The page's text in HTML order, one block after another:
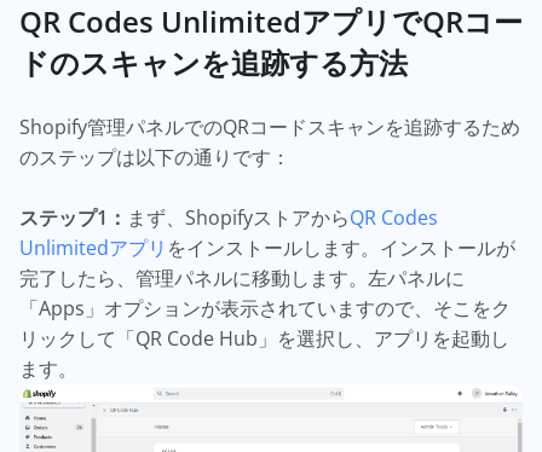
QR Codes UnlimitedアプリでQRコー
ドのスキャンを追跡する方法
Shopify管理パネルでのQRコードスキャンを追跡するため
のステップは以下の通りです：
ステップ1： まず、ShopifyストアからQR Codes
Unlimitedアプリ をインストールします。インストールが
完了したら、管理パネルに移動します。左パネルに
「Apps」オプションが表示されていますので、そこをク
リックして「QR Code Hub」を選択し、アプリを起動し
ます。